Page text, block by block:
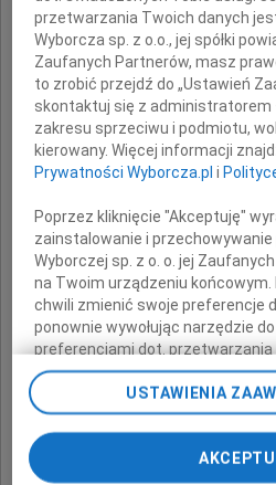
przetwarzania Twoich danych
Wyborcza sp. z o.o., jej spółki
Zaufanych Partnerów, masz
to zrobić przejdź do „Ustawień
skontaktuj się z administratorem
zakresu sprzeciwu i podmiotu,
kierowany. Więcej informacji
Prywatności Wyborcza.pl i
Poprzez kliknięcie "Akceptuję"
zainstalowanie i przechowywanie
Wyborczej sp. z o. o. jej
na Twoim urządzeniu
chwili zmienić swoje preferencje
ponownie wywołując narzędzie
preferencjami dot. przetwarzania
odnośnik „Ustawienia
przechodząc do sekcji
Zmiana ustawień plików cookie
pomocą ustawień przeglądarki.
My, nasi Zaufani Partnerzy i
USTAWIENIA